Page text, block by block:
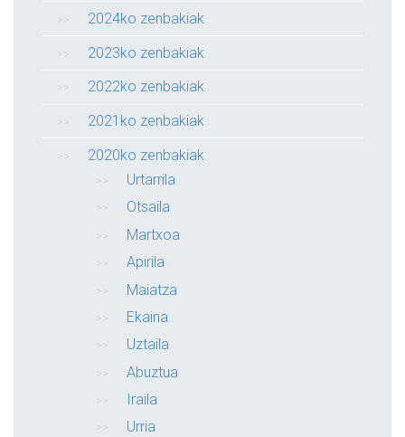
2024ko zenbakiak
2023ko zenbakiak
2022ko zenbakiak
2021ko zenbakiak
2020ko zenbakiak
Urtarrila
Otsaila
Martxoa
Apirila
Maiatza
Ekaina
Uztaila
Abuztua
Iraila
Urria